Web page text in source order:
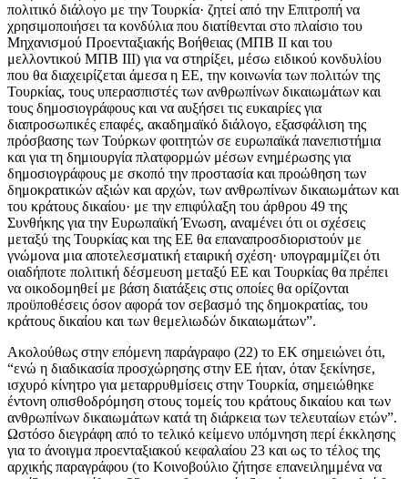
πολιτικό διάλογο με την Τουρκία· ζητεί από την Επιτροπή να
χρησιμοποιήσει τα κονδύλια που διατίθενται στο πλαίσιο του
Μηχανισμού Προενταξιακής Βοήθειας (ΜΠΒ ΙΙ και του
μελλοντικού ΜΠΒ ΙΙΙ) για να στηρίξει, μέσω ειδικού κονδυλίου
που θα διαχειρίζεται άμεσα η ΕΕ, την κοινωνία των πολιτών της
Τουρκίας, τους υπερασπιστές των ανθρωπίνων δικαιωμάτων και
τους δημοσιογράφους και να αυξήσει τις ευκαιρίες για
διαπροσωπικές επαφές, ακαδημαϊκό διάλογο, εξασφάλιση της
πρόσβασης των Τούρκων φοιτητών σε ευρωπαϊκά πανεπιστήμια
και για τη δημιουργία πλατφορμών μέσων ενημέρωσης για
δημοσιογράφους με σκοπό την προστασία και προώθηση των
δημοκρατικών αξιών και αρχών, των ανθρωπίνων δικαιωμάτων και
του κράτους δικαίου· με την επιφύλαξη του άρθρου 49 της
Συνθήκης για την Ευρωπαϊκή Ένωση, αναμένει ότι οι σχέσεις
μεταξύ της Τουρκίας και της ΕΕ θα επαναπροσδιοριστούν με
γνώμονα μια αποτελεσματική εταιρική σχέση· υπογραμμίζει ότι
οιαδήποτε πολιτική δέσμευση μεταξύ ΕΕ και Τουρκίας θα πρέπει
να οικοδομηθεί με βάση διατάξεις στις οποίες θα ορίζονται
προϋποθέσεις όσον αφορά τον σεβασμό της δημοκρατίας, του
κράτους δικαίου και των θεμελιωδών δικαιωμάτων”.
Ακολούθως στην επόμενη παράγραφο (22) το ΕΚ σημειώνει ότι,
“ενώ η διαδικασία προσχώρησης στην ΕΕ ήταν, όταν ξεκίνησε,
ισχυρό κίνητρο για μεταρρυθμίσεις στην Τουρκία, σημειώθηκε
έντονη οπισθοδρόμηση στους τομείς του κράτους δικαίου και των
ανθρωπίνων δικαιωμάτων κατά τη διάρκεια των τελευταίων ετών”.
Ωστόσο διεγράφη από το τελικό κείμενο υπόμνηση περί έκκλησης
για το άνοιγμα προενταξιακού κεφαλαίου 23 και ως το τέλος της
αρχικής παραγράφου (το Κοινοβούλιο ζήτησε επανειλημμένα να